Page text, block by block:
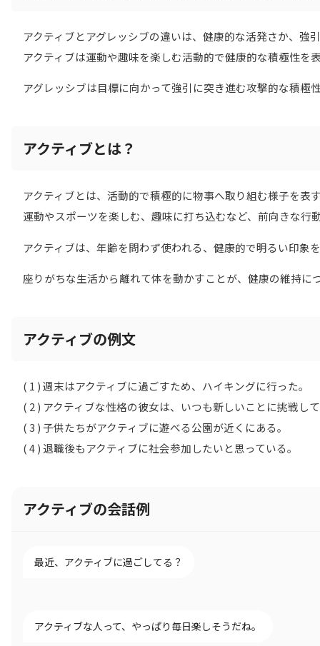
アクティブとアグレッシブの違いは、健康的な活発さか、強
アクティブは運動や趣味を楽しむ活動的で健康的な積極性を表
アグレッシブは目標に向かって強引に突き進む攻撃的な積極性
アクティブとは？
アクティブとは、活動的で積極的に物事へ取り組む様子を表
運動やスポーツを楽しむ、趣味に打ち込むなど、前向きな行
アクティブは、年齢を問わず使われる、健康的で明るい印象
座りがちな生活から離れて体を動かすことが、健康の維持に
アクティブの例文
( 1 ) 週末はアクティブに過ごすため、ハイキングに行った。
( 2 ) アクティブな性格の彼女は、いつも新しいことに挑戦して
( 3 ) 子供たちがアクティブに遊べる公園が近くにある。
( 4 ) 退職後もアクティブに社会参加したいと思っている。
アクティブの会話例
最近、アクティブに過ごしてる？
アクティブな人って、やっぱり毎日楽しそうだね。